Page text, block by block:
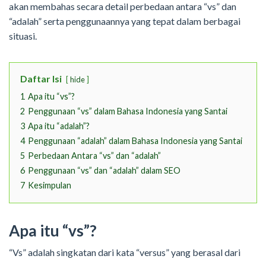
akan membahas secara detail perbedaan antara “vs” dan
“adalah” serta penggunaannya yang tepat dalam berbagai
situasi.
Daftar Isi hide
1 Apa itu “vs”?
2 Penggunaan “vs” dalam Bahasa Indonesia yang Santai
3 Apa itu “adalah”?
4 Penggunaan “adalah” dalam Bahasa Indonesia yang Santai
5 Perbedaan Antara “vs” dan “adalah”
6 Penggunaan “vs” dan “adalah” dalam SEO
7 Kesimpulan
Apa itu “vs”?
“Vs” adalah singkatan dari kata “versus” yang berasal dari